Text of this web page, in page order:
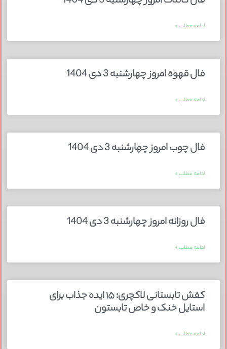
ادامه مطلب »
فال قهوه امروز چهارشنبه 3 دی 1404
ادامه مطلب »
فال چوب امروز چهارشنبه 3 دی 1404
ادامه مطلب »
فال روزانه امروز چهارشنبه 3 دی 1404
ادامه مطلب »
کفش تابستانی لاکچری؛ ۱۵ ایده‌ جذاب برای
استایل خنک و خاص تابستون
ادامه مطلب »